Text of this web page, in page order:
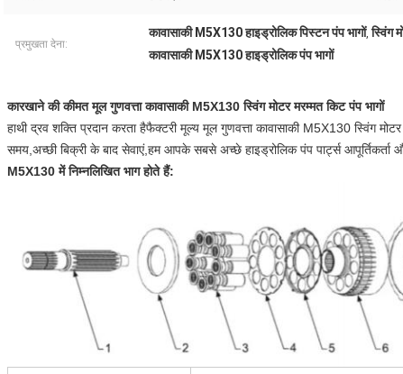
प्रमुखता देना:
कावासाकी M5X130 हाइड्रोलिक पिस्टन पंप भागों,स्विंग
कावासाकी M5X130 हाइड्रोलिक पंप भागों
कारखाने की कीमत मूल गुणवत्ता कावासाकी M5X130 स्विंग मोटर मरम्मत किट पंप भागों
हाथी द्रव शक्ति प्रदान करता हैफैक्टरी मूल्य मूल गुणवत्ता कावासाकी M5X130 स्विंग
समय,अच्छी बिक्री के बाद सेवाएं,हम आपके सबसे अच्छे हाइड्रोलिक पंप पार्ट्स आपूर्तिकर्ता
M5X130 में निम्नलिखित भाग होते हैं: